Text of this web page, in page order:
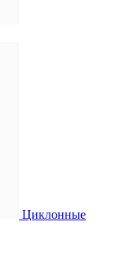
Циклонные